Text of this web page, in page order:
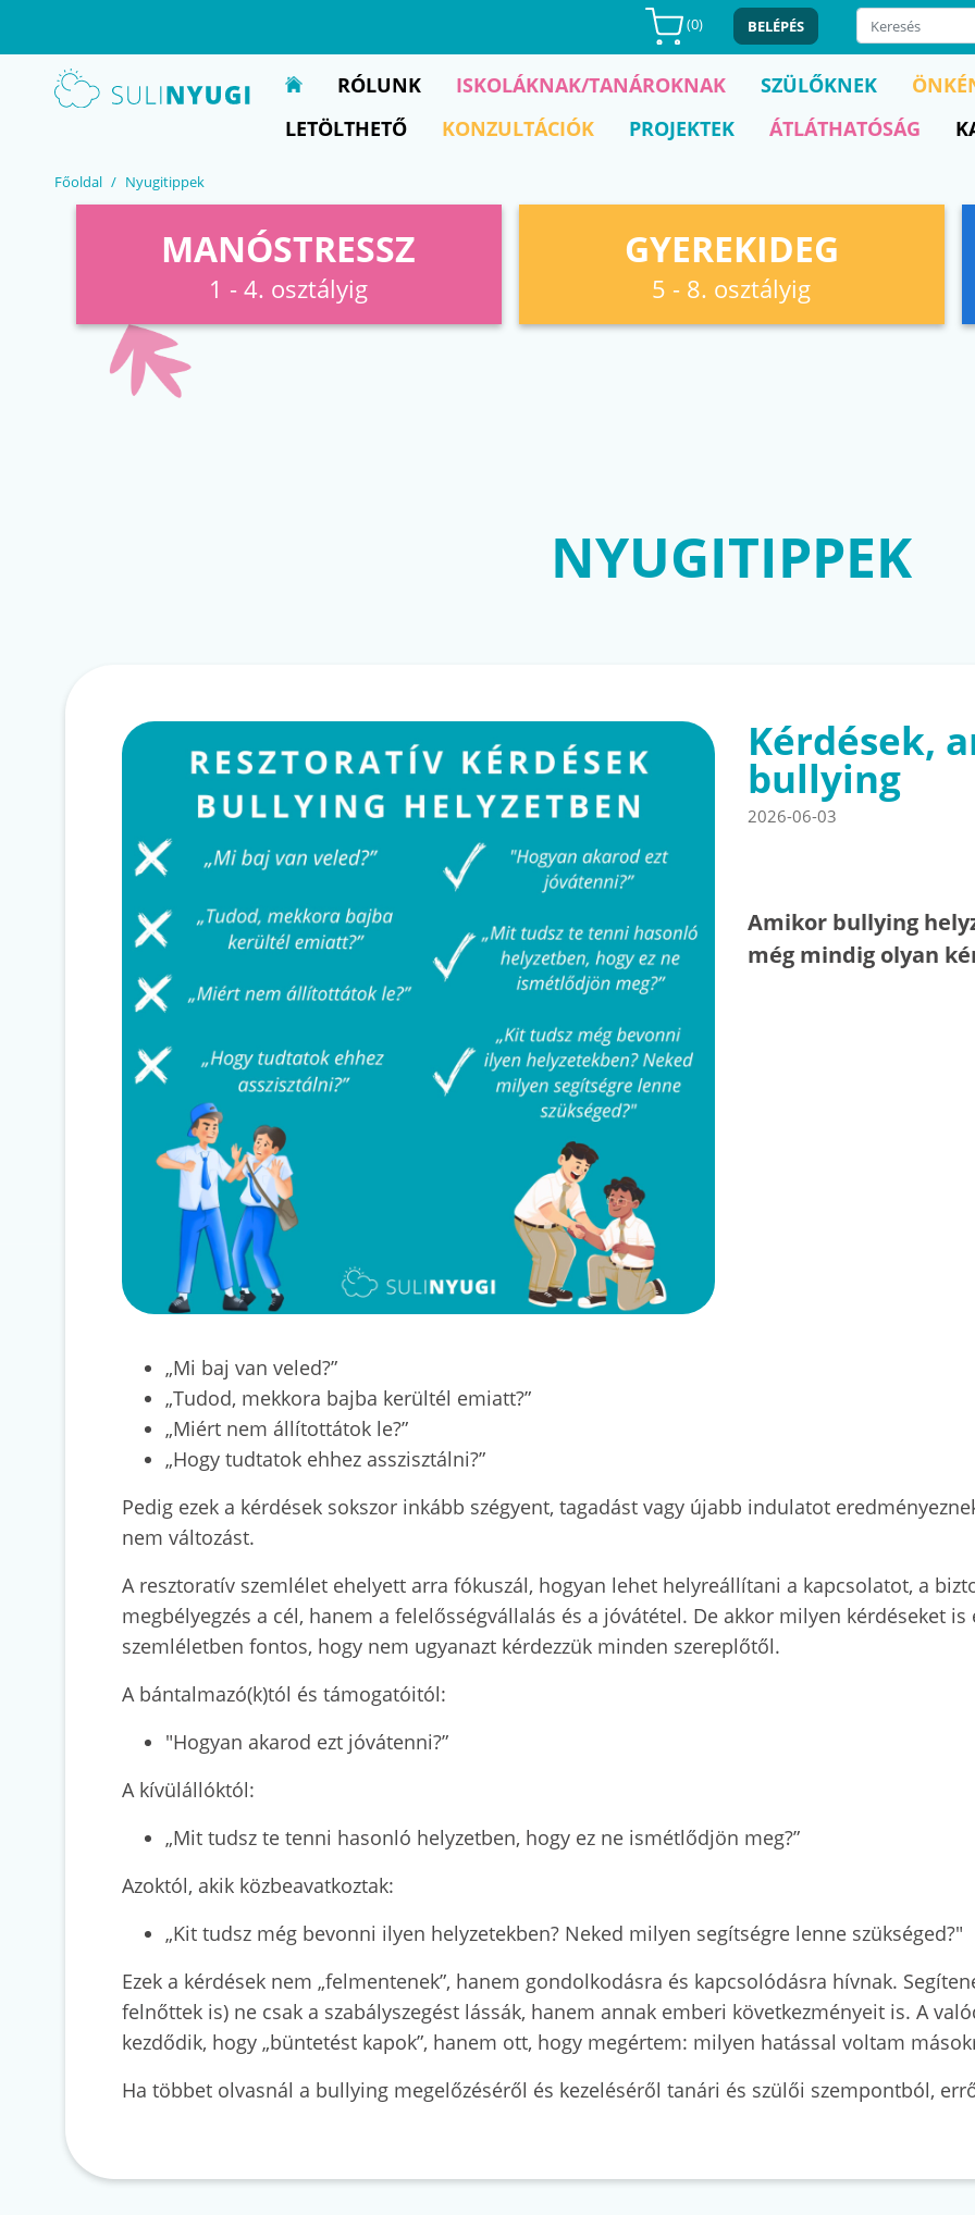
(0) BELÉPÉS
RÓLUNK ISKOLÁKNAK/TANÁROKNAK SZÜLŐKNEK
LETÖLTHETŐ
KONZULTÁCIÓK PROJEKTEK ÁTLÁTHATÓSÁG
Főoldal Nyugitippek
MANÓSTRESSZ
1 - 4. osztályig
GYEREKIDEG
5 - 8. osztályig
NYUGITIPPEK
Kérdések,
bullying
2026-06-03
Amikor bullying
még mindig olyan
„Mi baj van veled?”
„Tudod, mekkora bajba kerültél emiatt?”
„Miért nem állítottátok le?”
„Hogy tudtatok ehhez asszisztálni?”
Pedig ezek a kérdések sokszor inkább szégyent, tagadást vagy újabb indulatot
nem változást.
A resztoratív szemlélet ehelyett arra fókuszál, hogyan lehet helyreállítani a kapcsolatot, a
megbélyegzés a cél, hanem a felelősségvállalás és a jóvátétel. De akkor milyen kérdéseket
szemléletben fontos, hogy nem ugyanazt kérdezzük minden szereplőtől.
A bántalmazó(k)tól és támogatóitól:
"Hogyan akarod ezt jóvátenni?”
A kívülállóktól:
„Mit tudsz te tenni hasonló helyzetben, hogy ez ne ismétlődjön meg?”
Azoktól, akik közbeavatkoztak:
„Kit tudsz még bevonni ilyen helyzetekben? Neked milyen segítségre lenne szükséged?"
Ezek a kérdések nem „felmentenek”, hanem gondolkodásra és kapcsolódásra hívnak.
felnőttek is) ne csak a szabályszegést lássák, hanem annak emberi következményeit is. A
kezdődik, hogy „büntetést kapok”, hanem ott, hogy megértem: milyen hatással voltam
Ha többet olvasnál a bullying megelőzéséről és kezeléséről tanári és szülői szempontból,